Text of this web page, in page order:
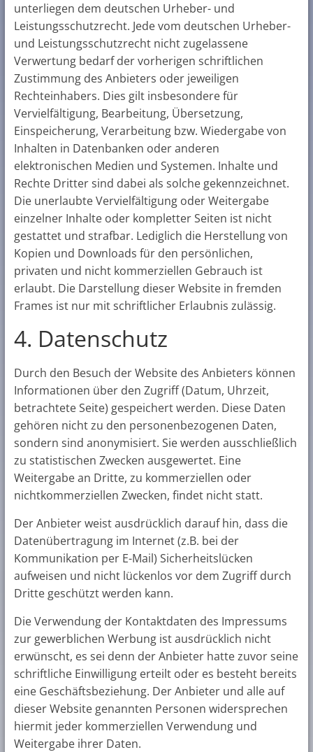
unterliegen dem deutschen Urheber- und
Leistungsschutzrecht. Jede vom deutschen Urheber-
und Leistungsschutzrecht nicht zugelassene
Verwertung bedarf der vorherigen schriftlichen
Zustimmung des Anbieters oder jeweiligen
Rechteinhabers. Dies gilt insbesondere für
Vervielfältigung, Bearbeitung, Übersetzung,
Einspeicherung, Verarbeitung bzw. Wiedergabe von
Inhalten in Datenbanken oder anderen
elektronischen Medien und Systemen. Inhalte und
Rechte Dritter sind dabei als solche gekennzeichnet.
Die unerlaubte Vervielfältigung oder Weitergabe
einzelner Inhalte oder kompletter Seiten ist nicht
gestattet und strafbar. Lediglich die Herstellung von
Kopien und Downloads für den persönlichen,
privaten und nicht kommerziellen Gebrauch ist
erlaubt. Die Darstellung dieser Website in fremden
Frames ist nur mit schriftlicher Erlaubnis zulässig.
4. Datenschutz
Durch den Besuch der Website des Anbieters können
Informationen über den Zugriff (Datum, Uhrzeit,
betrachtete Seite) gespeichert werden. Diese Daten
gehören nicht zu den personenbezogenen Daten,
sondern sind anonymisiert. Sie werden ausschließlich
zu statistischen Zwecken ausgewertet. Eine
Weitergabe an Dritte, zu kommerziellen oder
nichtkommerziellen Zwecken, findet nicht statt.
Der Anbieter weist ausdrücklich darauf hin, dass die
Datenübertragung im Internet (z.B. bei der
Kommunikation per E-Mail) Sicherheitslücken
aufweisen und nicht lückenlos vor dem Zugriff durch
Dritte geschützt werden kann.
Die Verwendung der Kontaktdaten des Impressums
zur gewerblichen Werbung ist ausdrücklich nicht
erwünscht, es sei denn der Anbieter hatte zuvor seine
schriftliche Einwilligung erteilt oder es besteht bereits
eine Geschäftsbeziehung. Der Anbieter und alle auf
dieser Website genannten Personen widersprechen
hiermit jeder kommerziellen Verwendung und
Weitergabe ihrer Daten.